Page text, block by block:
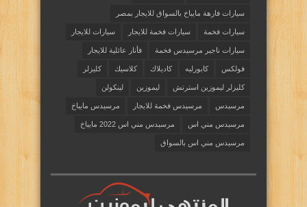
سيارات فارهة مايباخ بالسواق للايجار بمصر
سيارات فخمة سيارات فخمة للايجار سيارات للايجار
سيارات ناجير مرسيدس فخمة فأنار عائلية للايجار
فولكس كابورليه كاديلاك كلاسيك كليزلر
كليزلر ليموزين استرتش ليموزين لينكولن
مرسيدس مرسيدس فخمة للايجار مرسيدس مايباخ
مرسيدس مني اس مرسيدس مني اس 2022 مايباخ
مرسيدس مني اس بالسواق